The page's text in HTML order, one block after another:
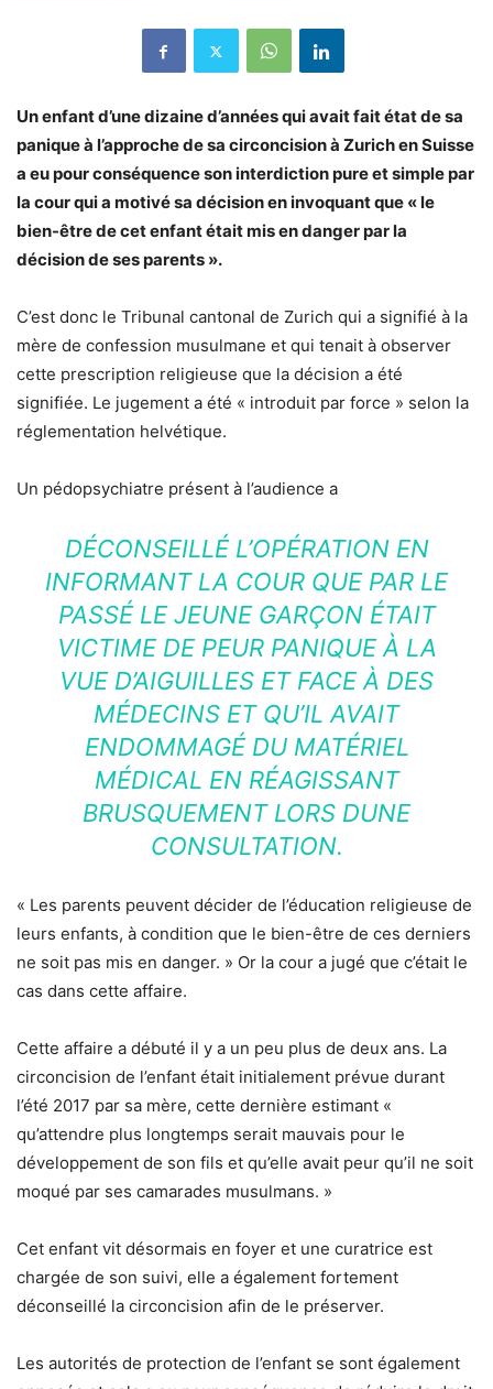
Un enfant d’une dizaine d’années qui avait fait état de sa
panique à l’approche de sa circoncision à Zurich en Suisse
a eu pour conséquence son interdiction pure et simple par
la cour qui a motivé sa décision en invoquant que « le
bien-être de cet enfant était mis en danger par la
décision de ses parents ».
C’est donc le Tribunal cantonal de Zurich qui a signifié à la
mère de confession musulmane et qui tenait à observer
cette prescription religieuse que la décision a été
signifiée. Le jugement a été « introduit par force » selon la
réglementation helvétique.
Un pédopsychiatre présent à l’audience a
DÉCONSEILLÉ L’OPÉRATION EN
INFORMANT LA COUR QUE PAR LE
PASSÉ LE JEUNE GARÇON ÉTAIT
VICTIME DE PEUR PANIQUE À LA
VUE D’AIGUILLES ET FACE À DES
MÉDECINS ET QU’IL AVAIT
ENDOMMAGÉ DU MATÉRIEL
MÉDICAL EN RÉAGISSANT
BRUSQUEMENT LORS DUNE
CONSULTATION.
« Les parents peuvent décider de l’éducation religieuse de
leurs enfants, à condition que le bien-être de ces derniers
ne soit pas mis en danger. » Or la cour a jugé que c’était le
cas dans cette affaire.
Cette affaire a débuté il y a un peu plus de deux ans. La
circoncision de l’enfant était initialement prévue durant
l’été 2017 par sa mère, cette dernière estimant «
qu’attendre plus longtemps serait mauvais pour le
développement de son fils et qu’elle avait peur qu’il ne soit
moqué par ses camarades musulmans. »
Cet enfant vit désormais en foyer et une curatrice est
chargée de son suivi, elle a également fortement
déconseillé la circoncision afin de le préserver.
Les autorités de protection de l’enfant se sont également